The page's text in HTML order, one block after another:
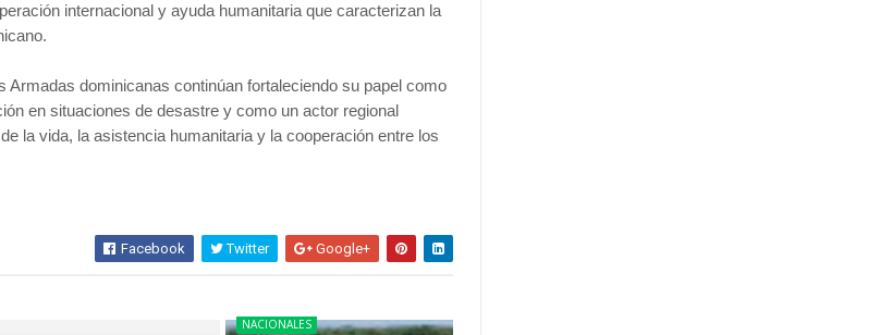
internacional y ayuda humanitaria que caracterizan la
Armadas dominicanas continúan fortaleciendo su papel como
en situaciones de desastre y como un actor regional
la vida, la asistencia humanitaria y la cooperación entre los
Facebook Twitter Google+
NACIONALES